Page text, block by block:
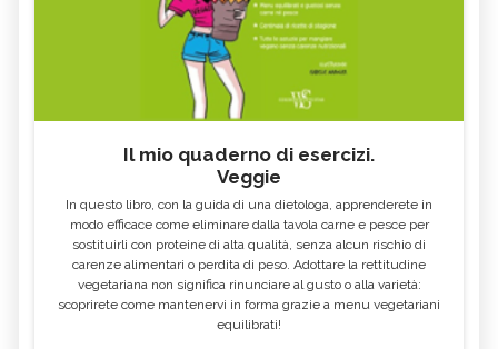
Il mio quaderno di esercizi.
Veggie
In questo libro, con la guida di una dietologa, apprenderete in
modo efficace come eliminare dalla tavola carne e pesce per
sostituirli con proteine di alta qualità, senza alcun rischio di
carenze alimentari o perdita di peso. Adottare la rettitudine
vegetariana non significa rinunciare al gusto o alla varietà:
scoprirete come mantenervi in forma grazie a menu vegetariani
equilibrati!